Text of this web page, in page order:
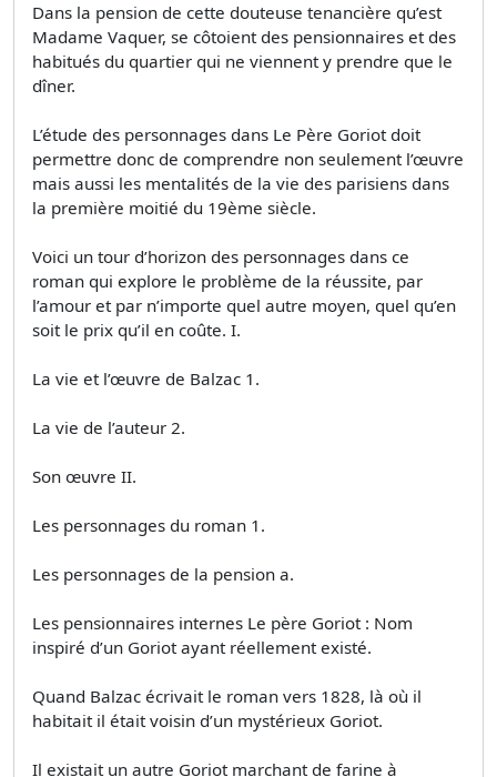
Dans la pension de cette douteuse tenancière qu’est
Madame Vaquer, se côtoient des pensionnaires et des
habitués du quartier qui ne viennent y prendre que le
dîner.
L’étude des personnages dans Le Père Goriot doit
permettre donc de comprendre non seulement l’œuvre
mais aussi les mentalités de la vie des parisiens dans
la première moitié du 19ème siècle.
Voici un tour d’horizon des personnages dans ce
roman qui explore le problème de la réussite, par
l’amour et par n’importe quel autre moyen, quel qu’en
soit le prix qu’il en coûte. I.
La vie et l’œuvre de Balzac 1.
La vie de l’auteur 2.
Son œuvre II.
Les personnages du roman 1.
Les personnages de la pension a.
Les pensionnaires internes Le père Goriot : Nom
inspiré d’un Goriot ayant réellement existé.
Quand Balzac écrivait le roman vers 1828, là où il
habitait il était voisin d’un mystérieux Goriot.
Il existait un autre Goriot marchant de farine à